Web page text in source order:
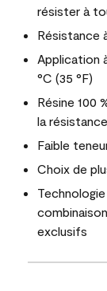
résister à
Résistance
Application
°C (35 °F)
Résine 100
la
Faible
Choix de
exclusifs